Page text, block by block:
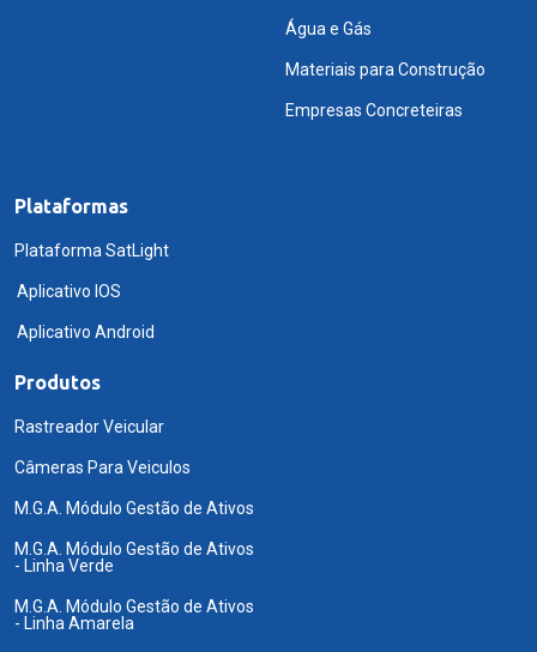
Água e Gás
Materiais para Construção
Empresas Concreteiras
Plataformas
Plataforma SatLight
Aplicativo IOS
Aplicativo Android
Produtos
Rastreador Veicular
Câmeras Para Veiculos
M.G.A. Módulo Gestão de Ativos
M.G.A. Módulo Gestão de Ativos
- Linha Verde
M.G.A. Módulo Gestão de Ativos
- Linha Amarela